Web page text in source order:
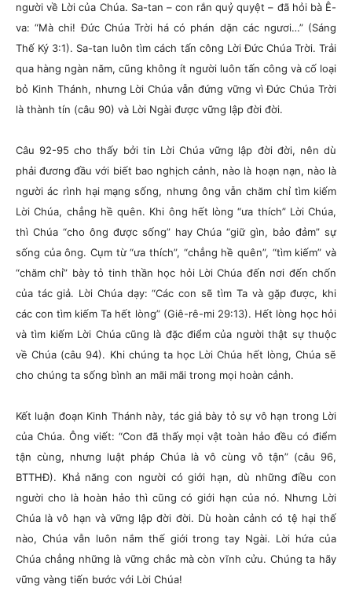
người về Lời của Chúa. Sa-tan – con rắn quỷ quyệt – đã hỏi bà Ê-
va: “Mà chi! Đức Chúa Trời há có phán dặn các ngươi…” (Sáng
Thế Ký 3:1). Sa-tan luôn tìm cách tấn công Lời Đức Chúa Trời. Trải
qua hàng ngàn năm, cũng không ít người luôn tấn công và cố loại
bỏ Kinh Thánh, nhưng Lời Chúa vẫn đứng vững vì Đức Chúa Trời
là thành tín (câu 90) và Lời Ngài được vững lập đời đời.
Câu 92-95 cho thấy bởi tin Lời Chúa vững lập đời đời, nên dù
phải đương đầu với biết bao nghịch cảnh, nào là hoạn nạn, nào là
người ác rình hại mạng sống, nhưng ông vẫn chăm chỉ tìm kiếm
Lời Chúa, chẳng hề quên. Khi ông hết lòng “ưa thích” Lời Chúa,
thì Chúa “cho ông được sống” hay Chúa “giữ gìn, bảo đảm” sự
sống của ông. Cụm từ “ưa thích”, “chẳng hề quên”, “tìm kiếm” và
“chăm chỉ” bày tỏ tinh thần học hỏi Lời Chúa đến nơi đến chốn
của tác giả. Lời Chúa dạy: “Các con sẽ tìm Ta và gặp được, khi
các con tìm kiếm Ta hết lòng” (Giê-rê-mi 29:13). Hết lòng học hỏi
và tìm kiếm Lời Chúa cũng là đặc điểm của người thật sự thuộc
về Chúa (câu 94). Khi chúng ta học Lời Chúa hết lòng, Chúa sẽ
cho chúng ta sống bình an mãi mãi trong mọi hoàn cảnh.
Kết luận đoạn Kinh Thánh này, tác giả bày tỏ sự vô hạn trong Lời
của Chúa. Ông viết: “Con đã thấy mọi vật toàn hảo đều có điểm
tận cùng, nhưng luật pháp Chúa là vô cùng vô tận” (câu 96,
BTTHĐ). Khả năng con người có giới hạn, dù những điều con
người cho là hoàn hảo thì cũng có giới hạn của nó. Nhưng Lời
Chúa là vô hạn và vững lập đời đời. Dù hoàn cảnh có tệ hại thế
nào, Chúa vẫn luôn nắm thế giới trong tay Ngài. Lời hứa của
Chúa chẳng những là vững chắc mà còn vĩnh cửu. Chúng ta hãy
vững vàng tiến bước với Lời Chúa!